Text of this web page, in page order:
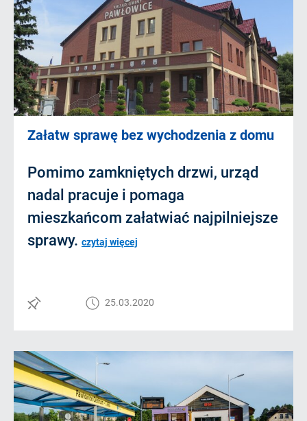
Załatw sprawę bez wychodzenia z domu
Pomimo zamkniętych drzwi, urząd
nadal pracuje i pomaga
mieszkańcom załatwiać najpilniejsze
sprawy. czytaj więcej
25.03.2020